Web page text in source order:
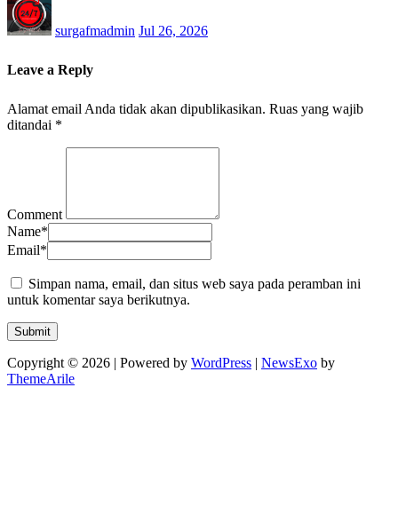
surgafmadmin Jul 26, 2026
Leave a Reply
Alamat email Anda tidak akan dipublikasikan. Ruas yang wajib
ditandai *
Comment
Name*
Email*
Simpan nama, email, dan situs web saya pada peramban ini
untuk komentar saya berikutnya.
Copyright © 2026 | Powered by WordPress | NewsExo by
ThemeArile